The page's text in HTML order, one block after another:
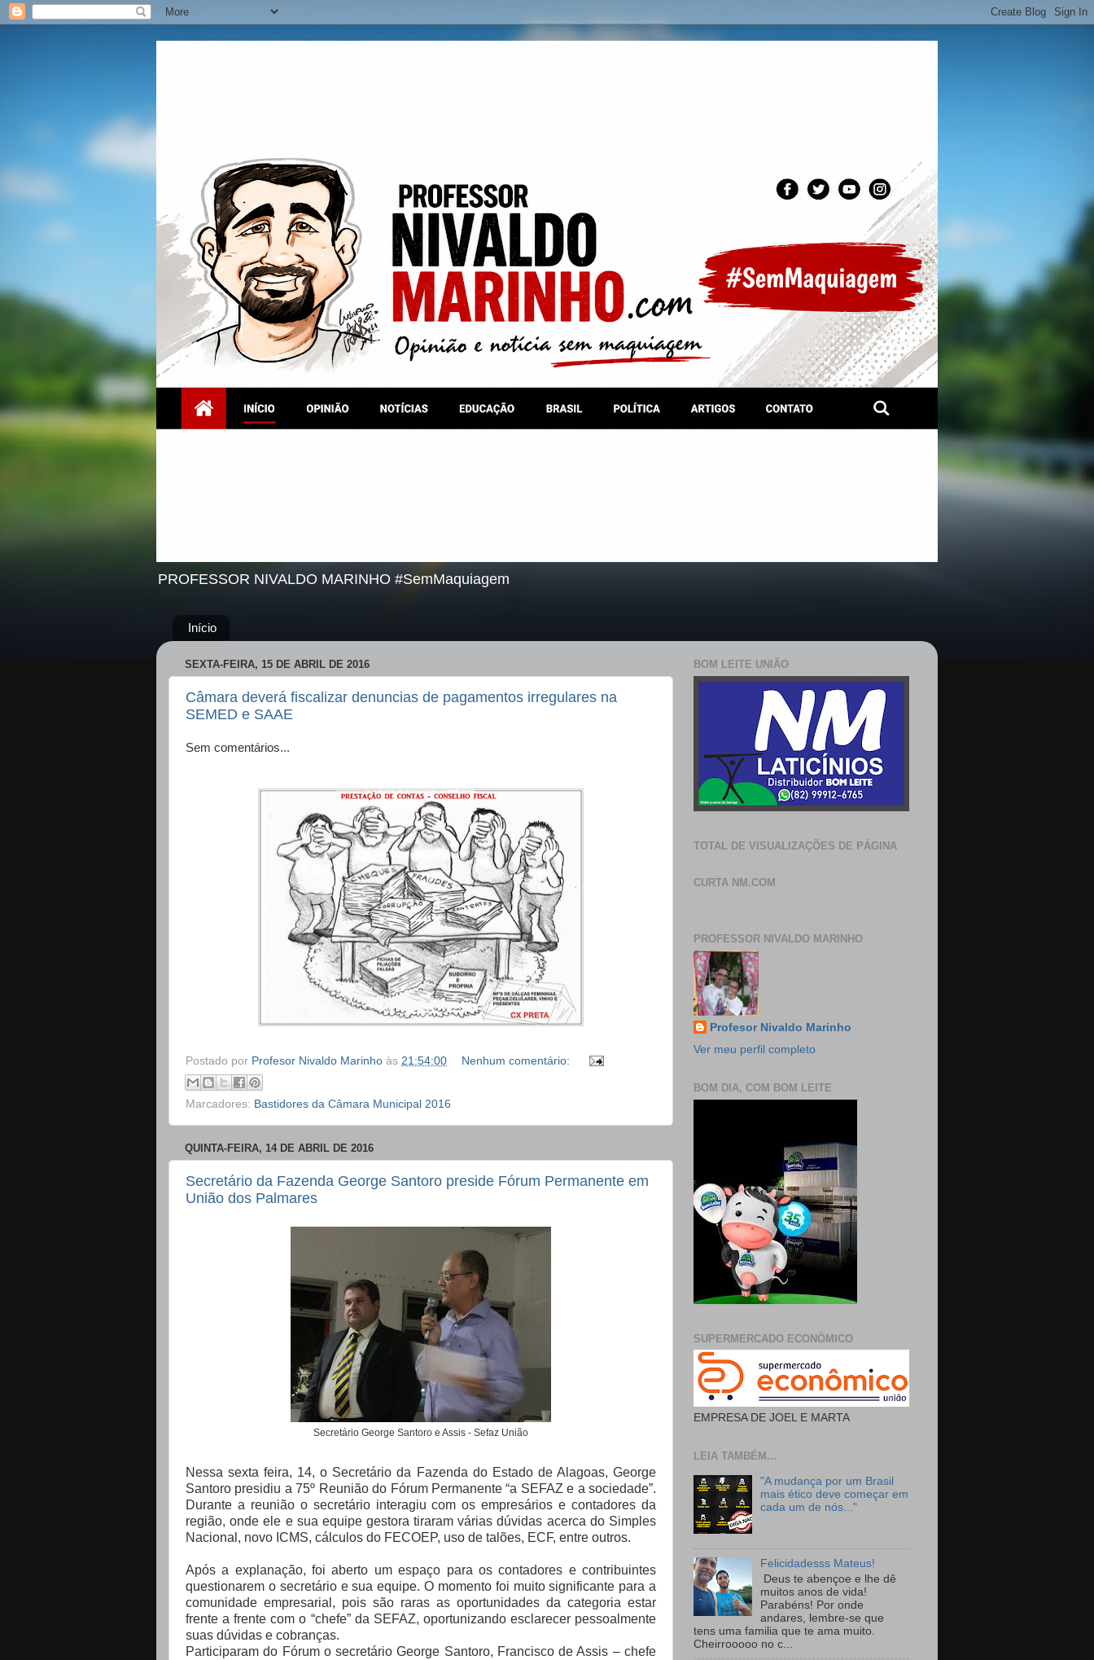
PROFESSOR NIVALDO MARINHO #SemMaquiagem
Início
SEXTA-FEIRA, 15 DE ABRIL DE 2016
Câmara deverá fiscalizar denuncias de pagamentos irregulares na
SEMED e SAAE
Sem comentários...
Postado por Profesor Nivaldo Marinho às 21:54:00 Nenhum comentário:
Marcadores: Bastidores da Câmara Municipal 2016
QUINTA-FEIRA, 14 DE ABRIL DE 2016
Secretário da Fazenda George Santoro preside Fórum Permanente em
União dos Palmares
Secretário George Santoro e Assis - Sefaz União
Nessa sexta feira, 14, o Secretário da Fazenda do Estado de Alagoas, George
Santoro presidiu a 75º Reunião do Fórum Permanente “a SEFAZ e a sociedade”.
Durante a reunião o secretário interagiu com os empresários e contadores da
região, onde ele e sua equipe gestora tiraram várias dúvidas acerca do Simples
Nacional, novo ICMS, cálculos do FECOEP, uso de talões, ECF, entre outros.
Após a explanação, foi aberto um espaço para os contadores e contribuintes
questionarem o secretário e sua equipe. O momento foi muito significante para a
comunidade empresarial, pois são raras as oportunidades da categoria estar
frente a frente com o “chefe” da SEFAZ, oportunizando esclarecer pessoalmente
suas dúvidas e cobranças.
Participaram do Fórum o secretário George Santoro, Francisco de Assis – chefe
BOM LEITE UNIÃO
TOTAL DE VISUALIZAÇÕES DE PÁGINA
CURTA NM.COM
PROFESSOR NIVALDO MARINHO
Profesor Nivaldo Marinho
Ver meu perfil completo
BOM DIA, COM BOM LEITE
SUPERMERCADO ECONÔMICO
EMPRESA DE JOEL E MARTA
LEIA TAMBÉM...
"A mudança por um Brasil
mais ético deve começar em
cada um de nós..."
Felicidadesss Mateus!
Deus te abençoe e lhe dê
muitos anos de vida!
Parabéns! Por onde
andares, lembre-se que
tens uma familia que te ama muito.
Cheirrooooo no c...